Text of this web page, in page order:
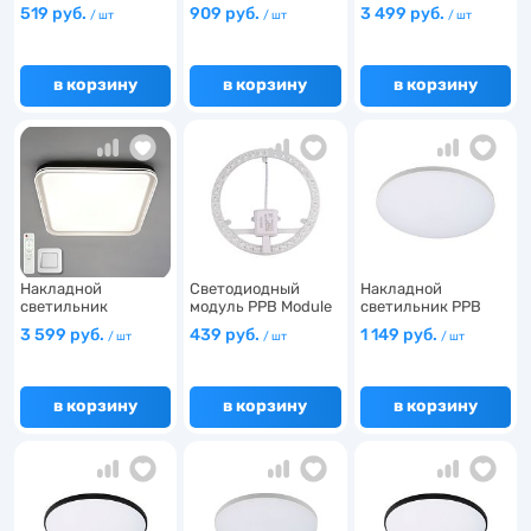
28
2
128
519 руб. / шт
в корзину
909 руб./ шт
в корзину
3 499 руб. / шт
в корзину
Накладной
светильник
"OLIVER" 100W S…
3 599 руб. / шт
в корзину
Светодиодный
модуль PPB Module
439 руб./ шт
в корзину
Накладной
светильник PPB
OPAL 48W 40…
1 149 руб. / шт
в корзину